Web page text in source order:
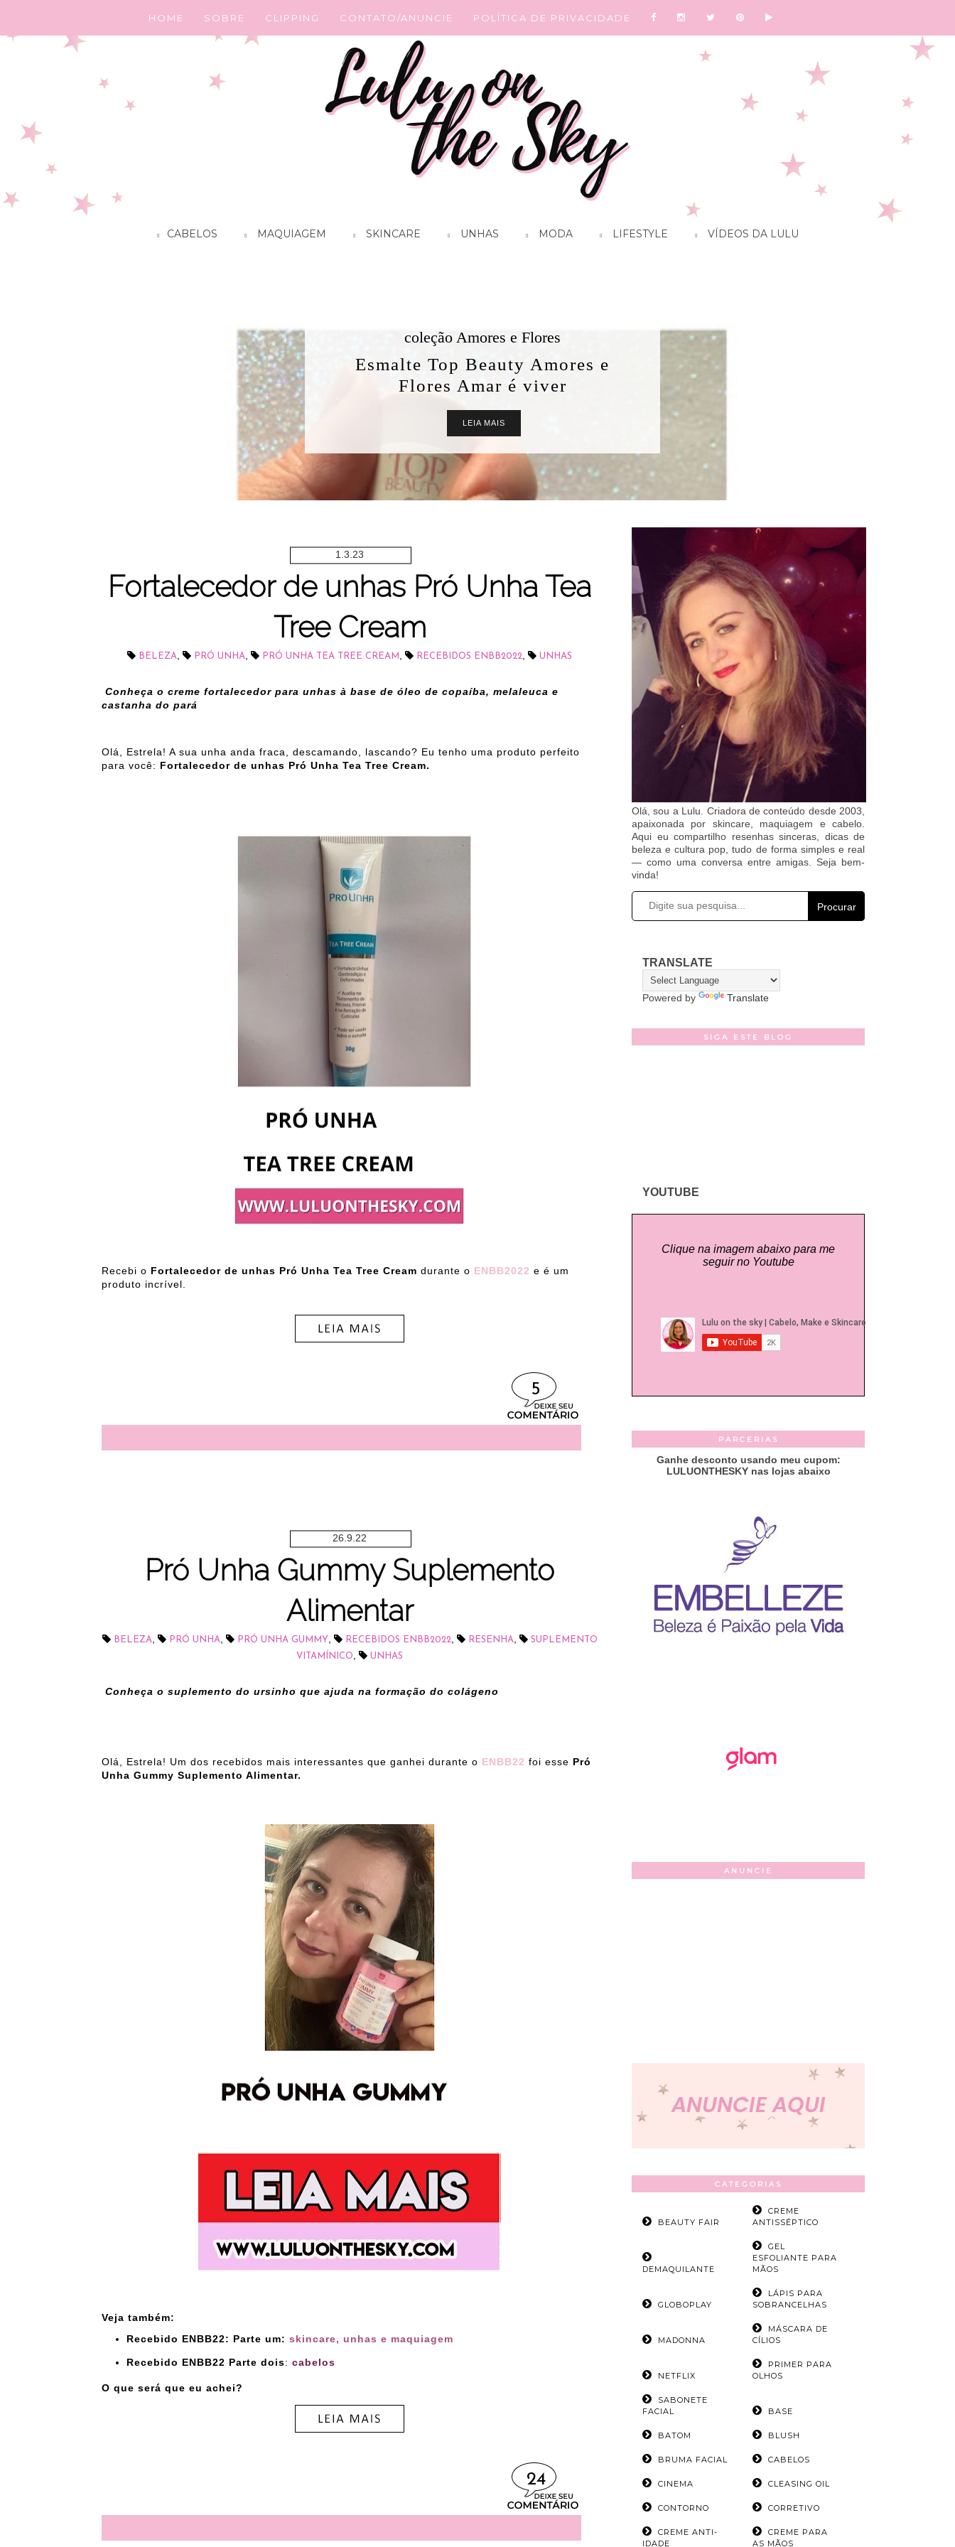
HOME SOBRE CLIPPING CONTATO/ANUNCIE POLÍTICA DE PRIVACIDADE
CABELOS MAQUIAGEM SKINCARE UNHAS MODA LIFESTYLE VÍDEOS DA LULU
coleção Amores e Flores
Esmalte Top Beauty Amores e
Flores Amar é viver
LEIA MAIS
1.3.23
Fortalecedor de unhas Pró Unha Tea
Tree Cream
BELEZA PRÓ UNHA PRÓ UNHA TEA TREE CREAM RECEBIDOS ENBB2022 UNHAS
Conheça o creme fortalecedor para unhas à base de óleo de copaíba, melaleuca e
castanha do pará
Olá, Estrela! A sua unha anda fraca, descamando, lascando? Eu tenho uma produto perfeito
para você: Fortalecedor de unhas Pró Unha Tea Tree Cream.
Recebi o Fortalecedor de unhas Pró Unha Tea Tree Cream durante o ENBB2022 e é um
produto incrível.
5
26.9.22
Pró Unha Gummy Suplemento
Alimentar
BELEZA PRÓ UNHA PRÓ UNHA GUMMY, RECEBIDOS ENBB2022 RESENHA
SUPLEMENTO
VITAMÍNICO
UNHAS
Conheça o suplemento do ursinho que ajuda na formação do colágeno
Olá, Estrela! Um dos recebidos mais interessantes que ganhei durante o ENBB22 foi esse Pró
Unha Gummy Suplemento Alimentar.
Veja também:
Recebido ENBB22: Parte um: skincare, unhas e maquiagem
Recebido ENBB22 Parte dois: cabelos
O que será que eu achei?
24
Olá, sou a Lulu. Criadora de conteúdo desde 2003,
apaixonada por skincare, maquiagem e cabelo.
Aqui eu compartilho resenhas sinceras, dicas de
beleza e cultura pop, tudo de forma simples e real
— como uma conversa entre amigas. Seja bem-
vinda!
Procurar
TRANSLATE
Powered by Translate
SIGA ESTE BLOG
YOUTUBE
Clique na imagem abaixo para me
seguir no Youtube
PARCERIAS
Ganhe desconto usando meu cupom:
LULUONTHESKY nas lojas abaixo
ANUNCIE
CATEGORIAS
BEAUTY FAIR
CREME
ANTISSÉPTICO
DEMAQUILANTE
GEL
ESFOLIANTE PARA
MÃOS
GLOBOPLAY
LÁPIS PARA
SOBRANCELHAS
MADONNA
MÁSCARA DE
CÍLIOS
NETFLIX
PRIMER PARA
OLHOS
SABONETE
FACIAL
BASE
BATOM BLUSH
BRUMA FACIAL CABELOS
CINEMA CLEASING OIL
CONTORNO CORRETIVO
CREME ANTI-
IDADE
CREME PARA
AS MÃOS